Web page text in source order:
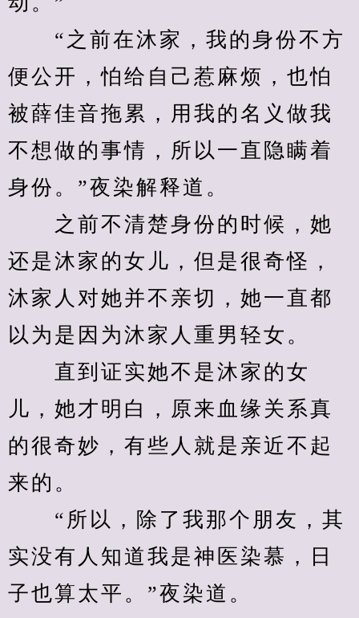
“之前在沐家，我的身份不方
便公开，怕给自己惹麻烦，也怕
被薛佳音拖累，用我的名义做我
不想做的事情，所以一直隐瞒着
身份。”夜染解释道。
之前不清楚身份的时候，她
还是沐家的女儿，但是很奇怪，
沐家人对她并不亲切，她一直都
以为是因为沐家人重男轻女。
直到证实她不是沐家的女
儿，她才明白，原来血缘关系真
的很奇妙，有些人就是亲近不起
来的。
“所以，除了我那个朋友，其
实没有人知道我是神医染慕，日
子也算太平。”夜染道。